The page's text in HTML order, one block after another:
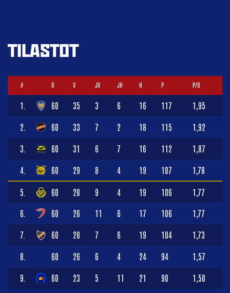
TILASTOT
# O V JV JH H P P/O
1. 60 35 3 6 16 117 1,95
2. 60 33 7 2 18 115 1,92
3. 60 31 6 7 16 112 1,87
4. 60 29 8 4 19 107 1,78
5. 60 28 9 4 19 106 1,77
6. 60 26 11 6 17 106 1,77
7. 60 28 7 6 19 104 1,73
8. 60 26 6 4 24 94 1,57
9. 60 23 5 11 21 90 1,50